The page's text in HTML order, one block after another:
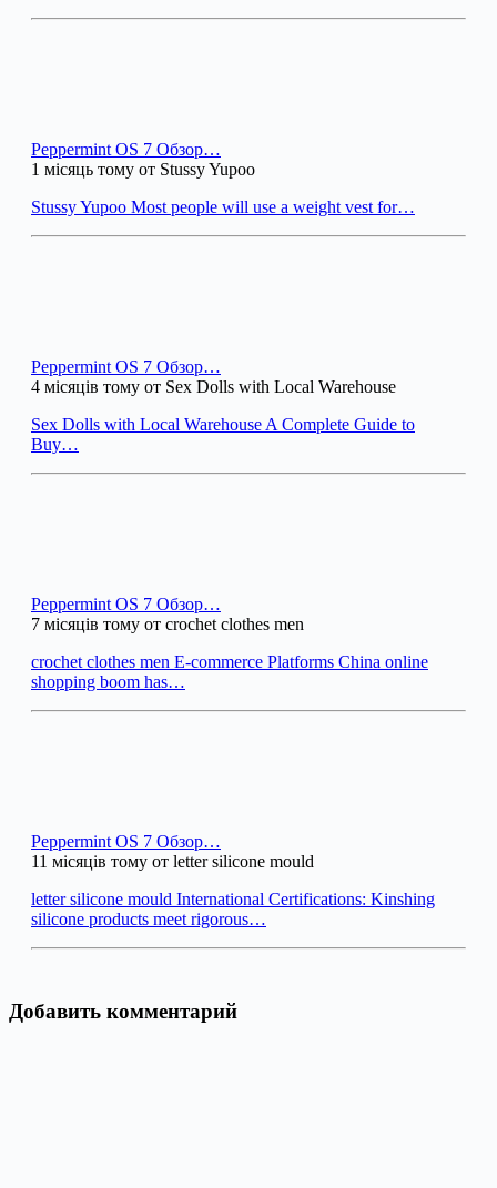
Peppermint OS 7 Обзор…
1 місяць тому от Stussy Yupoo
Stussy Yupoo Most people will use a weight vest for…
Peppermint OS 7 Обзор…
4 місяців тому от Sex Dolls with Local Warehouse
Sex Dolls with Local Warehouse A Complete Guide to
Buy…
Peppermint OS 7 Обзор…
7 місяців тому от crochet clothes men
crochet clothes men E-commerce Platforms China online
shopping boom has…
Peppermint OS 7 Обзор…
11 місяців тому от letter silicone mould
letter silicone mould International Certifications: Kinshing
silicone products meet rigorous…
Добавить комментарий